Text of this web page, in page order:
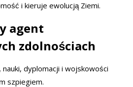
i kieruje ewolucją Ziemi.
agent
zdolnościach
dyplomacji i wojskowości
szpiegiem.